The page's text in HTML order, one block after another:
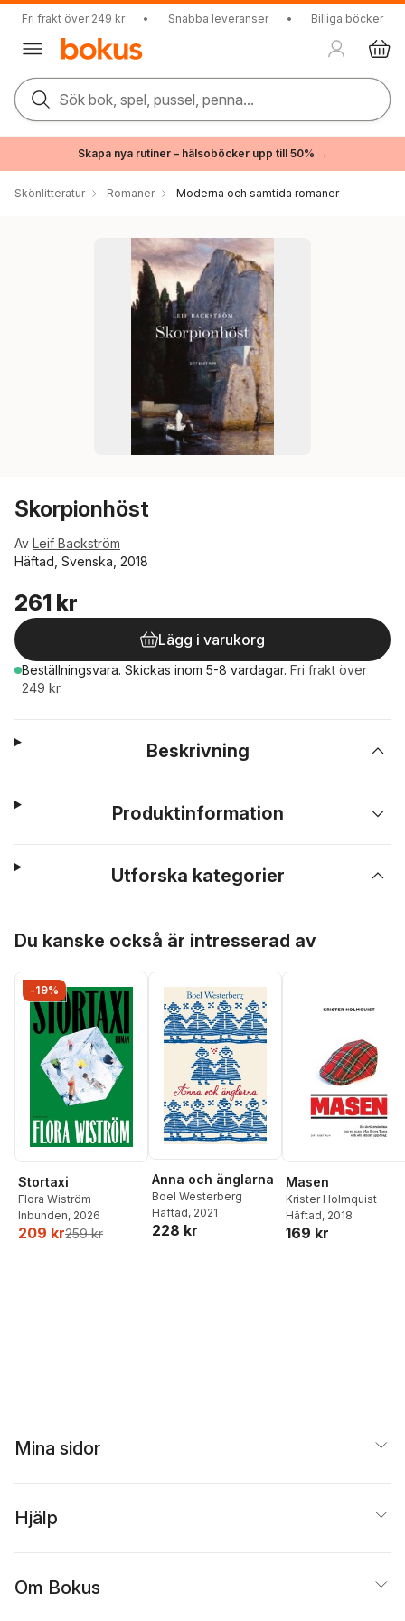
Fri frakt över 249 kr • Snabba leveranser • Billiga böcker
Sök bok, spel, pussel, penna...
Skapa nya rutiner – hälsoböcker upp till 50% →
Skönlitteratur Romaner Moderna och samtida romaner
Skorpionhöst
Av Leif Backström
Häftad, Svenska, 2018
261 kr
Lägg i varukorg
Beställningsvara. Skickas inom 5-8 vardagar. Fri frakt över
249 kr.
Beskrivning
Produktinformation
Utforska kategorier
Du kanske också är intresserad av
-19%
Stortaxi
Flora Wiström
Inbunden, 2026
209 kr259 kr
Anna och änglarna
Boel Westerberg
Häftad, 2021
228 kr
Masen
Krister Holmquist
Häftad, 2018
169 kr
Mina sidor
Hjälp
Om Bokus